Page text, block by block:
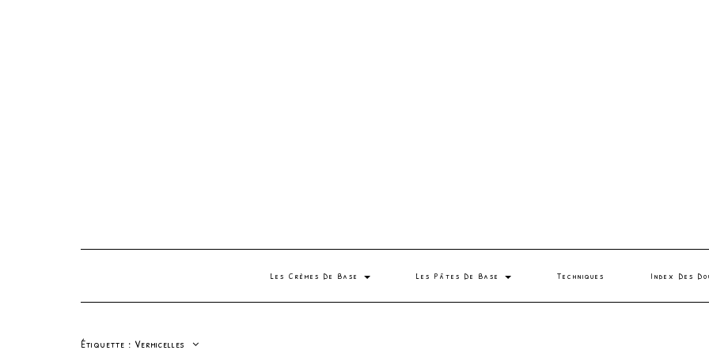
Les Crèmes De Base Les Pâtes De Base Techniques Index Des
Étiquette : Vermicelles